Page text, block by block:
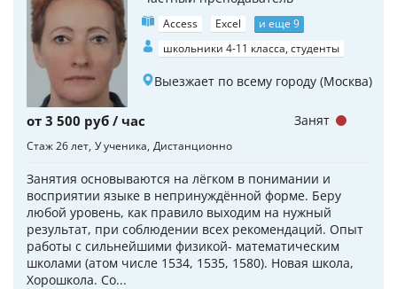
Access Excel
и еще 9
школьники 4-11 класса, студенты
Выезжает по всему городу (Москва)
от 3 500 руб / час
Стаж 26 лет У ученика Дистанционно
Занятия основываются на лёгком в понимании и
восприятии языке в непринуждённой форме. Беру
любой уровень, как правило выходим на нужный
результат, при соблюдении всех рекомендаций. Опыт
работы с сильнейшими физикой- математическим
школами (атом числе 1534, 1535, 1580). Новая школа,
Хорошкола. Со...
Занят